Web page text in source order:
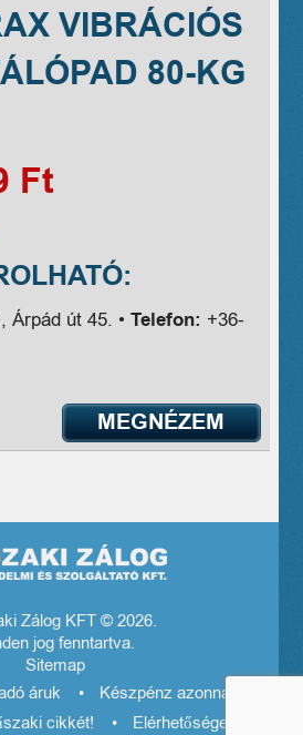
VIBRÁCIÓS
80-KG
Ft
Árpád út 45. •Telefon: +36-
MEGNÉZEM
Zálog KFT © 2026.
jog fenntartva.
Sitemap
áruk
Készpénz azonnal! El
cikkét!
Elérhetőségeink